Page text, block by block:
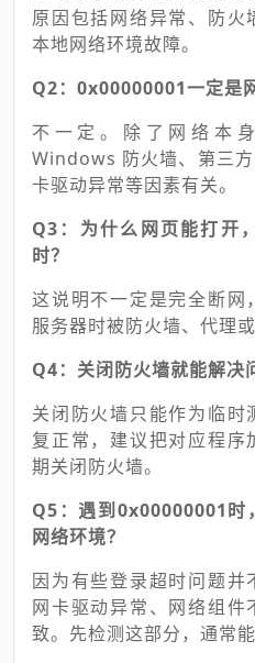
原因包括网络异常、防
本地网络环境故障。
Q2：0x00000001一定是
不一定。除了网络本
Windows 防火墙、第三
卡驱动异常等因素有关。
Q3：为什么网页能打开
时？
这说明不一定是完全断网
服务器时被防火墙、代理
Q4：关闭防火墙就能解决
关闭防火墙只能作为临时
复正常，建议把对应程序
期关闭防火墙。
Q5：遇到0x00000001时
网络环境？
因为有些登录超时问题并
网卡驱动异常、网络组件
致。先检测这部分，通常